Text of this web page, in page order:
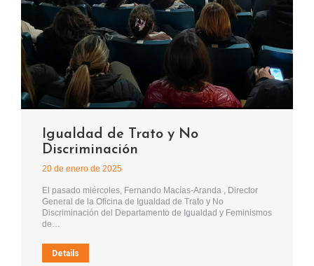
Igualdad de Trato y No
Discriminación
20 de enero de 2025
El pasado miércoles, Fernando Macías-Aranda , Director
General de la Oficina de Igualdad de Trato y No
Discriminación del Departamento de Igualdad y Feminismos
de…
Details